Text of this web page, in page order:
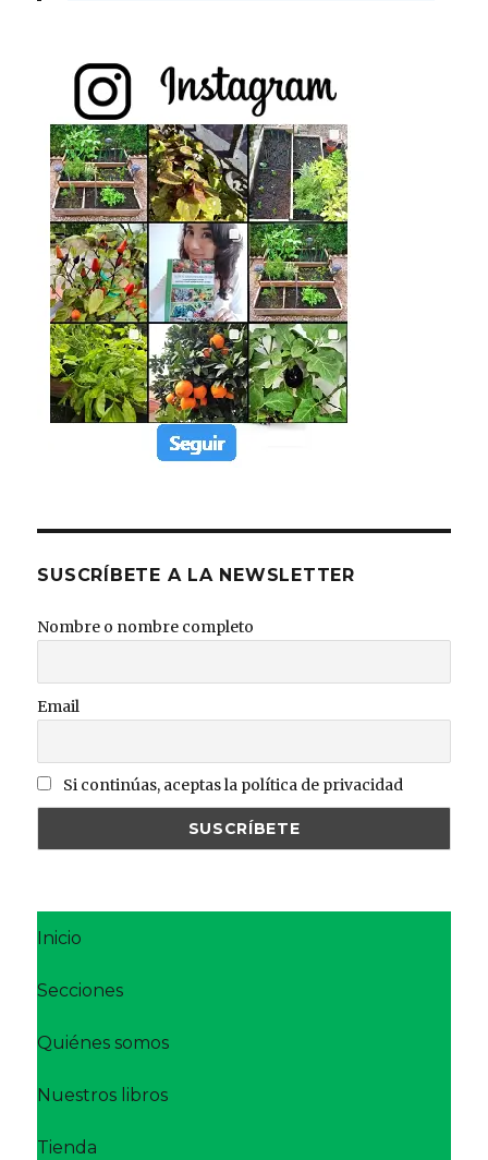
SUSCRÍBETE A LA NEWSLETTER
Nombre o nombre completo
Email
Si continúas, aceptas la política de privacidad
Inicio
Secciones
Quiénes somos
Nuestros libros
Tienda